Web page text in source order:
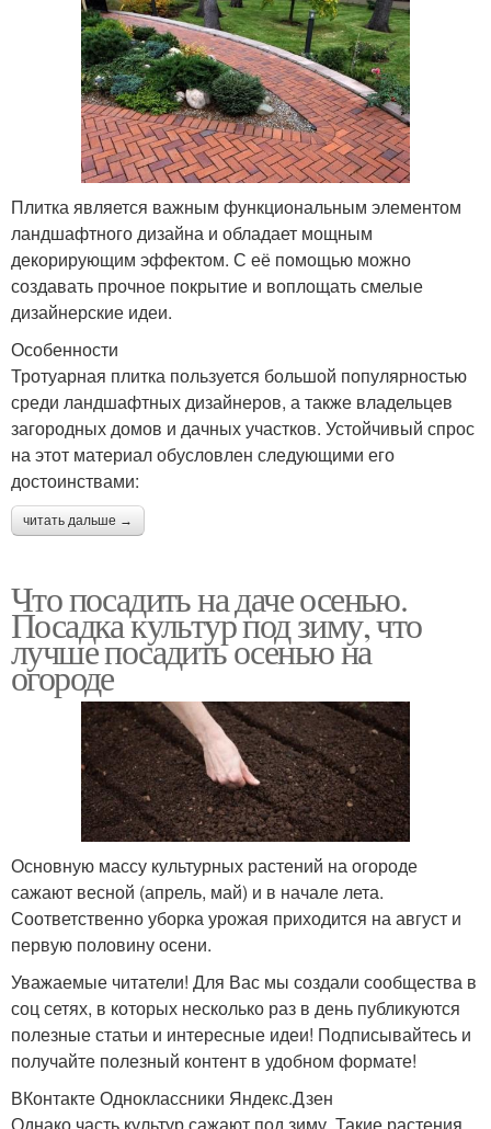
Плитка является важным функциональным элементом
ландшафтного дизайна и обладает мощным
декорирующим эффектом. С её помощью можно
создавать прочное покрытие и воплощать смелые
дизайнерские идеи.
Особенности
Тротуарная плитка пользуется большой популярностью
среди ландшафтных дизайнеров, а также владельцев
загородных домов и дачных участков. Устойчивый спрос
на этот материал обусловлен следующими его
достоинствами:
читать дальше →
Что посадить на даче осенью.
Посадка культур под зиму, что
лучше посадить осенью на
огороде
Основную массу культурных растений на огороде
сажают весной (апрель, май) и в начале лета.
Соответственно уборка урожая приходится на август и
первую половину осени.
Уважаемые читатели! Для Вас мы создали сообщества в
соц сетях, в которых несколько раз в день публикуются
полезные статьи и интересные идеи! Подписывайтесь и
получайте полезный контент в удобном формате!
ВКонтакте Одноклассники Яндекс.Дзен